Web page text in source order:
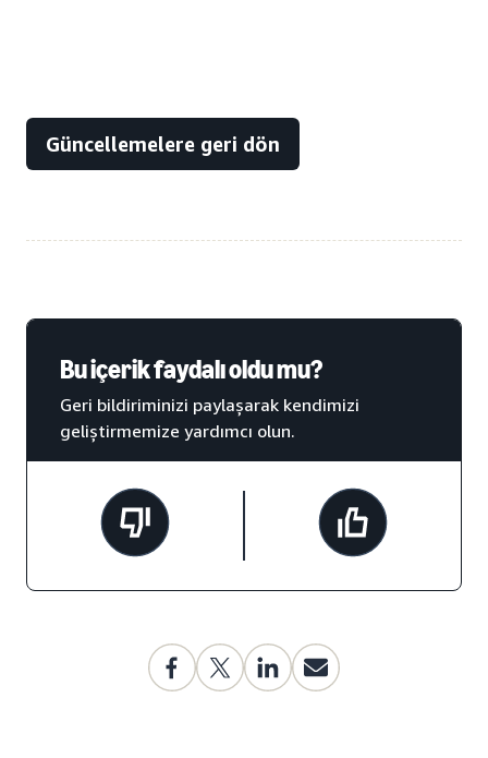
Güncellemelere geri dön
Bu içerik faydalı oldu mu?
Geri bildiriminizi paylaşarak kendimizi
geliştirmemize yardımcı olun.